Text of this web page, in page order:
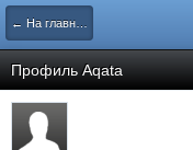
← На главную
Профиль Aqata